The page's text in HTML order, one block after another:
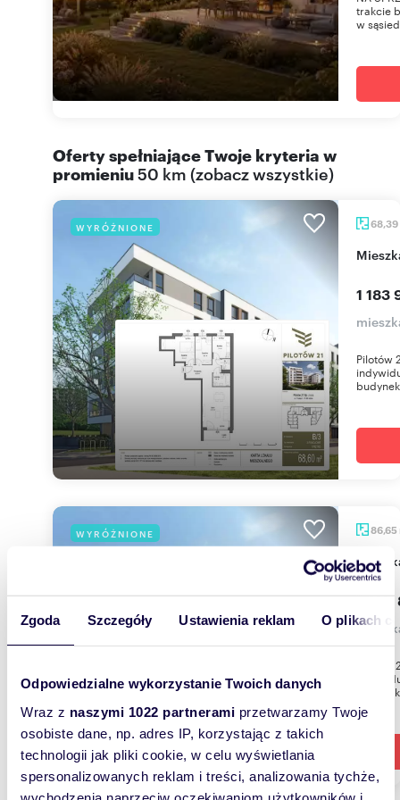
Zgoda Szczegóły Ustawienia reklam O plikach
Odpowiedzialne wykorzystanie Twoich danych
Wraz z naszymi 1022 partnerami przetwarzamy Twoje
osobiste dane, np. adres IP, korzystając z takich
technologii jak pliki cookie, w celu wyświetlania
spersonalizowanych reklam i treści, analizowania tychże,
trakcie
w
Oferty spełniające Twoje kryteria w
promieniu50 km (zobacz wszystkie)
WYRÓŻNIONE 68,39
1 183
Pilotów
WYRÓŻNIONE 86,65
1 423